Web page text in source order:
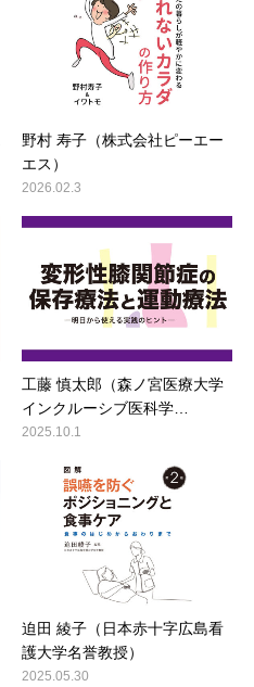
野村 寿子（株式会社ピーエー
エス）
2026.02.3
工藤 慎太郎（森ノ宮医療大学
インクルーシブ医科学…
2025.10.1
迫田 綾子（日本赤十字広島看
護大学名誉教授）
2025.05.30